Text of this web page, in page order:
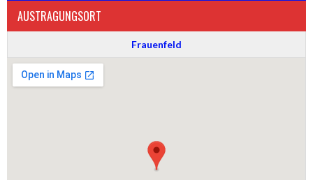
AUSTRAGUNGSORT
Frauenfeld